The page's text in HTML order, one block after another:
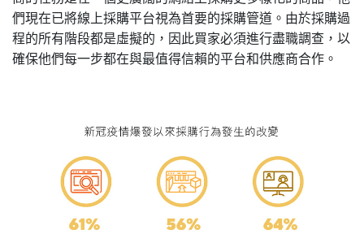
們現在已將線上採購平台視為首要的採購管道。由於採購過
程的所有階段都是虛擬的，因此買家必須進行盡職調查，以
確保他們每一步都在與最值得信賴的平台和供應商合作。